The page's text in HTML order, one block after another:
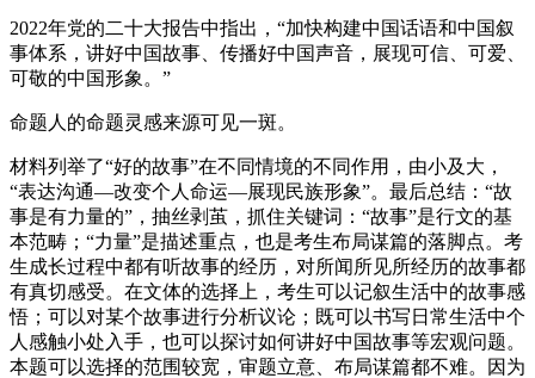
2022年党的二十大报告中指出，“加快构建中国话语和中国叙
事体系，讲好中国故事、传播好中国声音，展现可信、可爱、
可敬的中国形象。”
命题人的命题灵感来源可见一斑。
材料列举了“好的故事”在不同情境的不同作用，由小及大，
“表达沟通—改变个人命运—展现民族形象”。最后总结：“故
事是有力量的”，抽丝剥茧，抓住关键词：“故事”是行文的基
本范畴；“力量”是描述重点，也是考生布局谋篇的落脚点。考
生成长过程中都有听故事的经历，对所闻所见所经历的故事都
有真切感受。在文体的选择上，考生可以记叙生活中的故事感
悟；可以对某个故事进行分析议论；既可以书写日常生活中个
人感触小处入手，也可以探讨如何讲好中国故事等宏观问题。
本题可以选择的范围较宽，审题立意、布局谋篇都不难。因为